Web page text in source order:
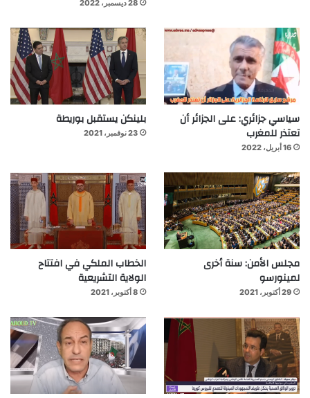
28 ديسمبر، 2022
سياسي جزائري: على الجزائر أن
تعتذر للمغرب
16 أبريل، 2022
بلينكن يستقبل بوريطة
23 نوفمبر، 2021
مجلس الأمن: سنة أخرى
لمينورسو
29 أكتوبر، 2021
الخطاب الملكي في افتتاح
الولاية التشريعية
8 أكتوبر، 2021